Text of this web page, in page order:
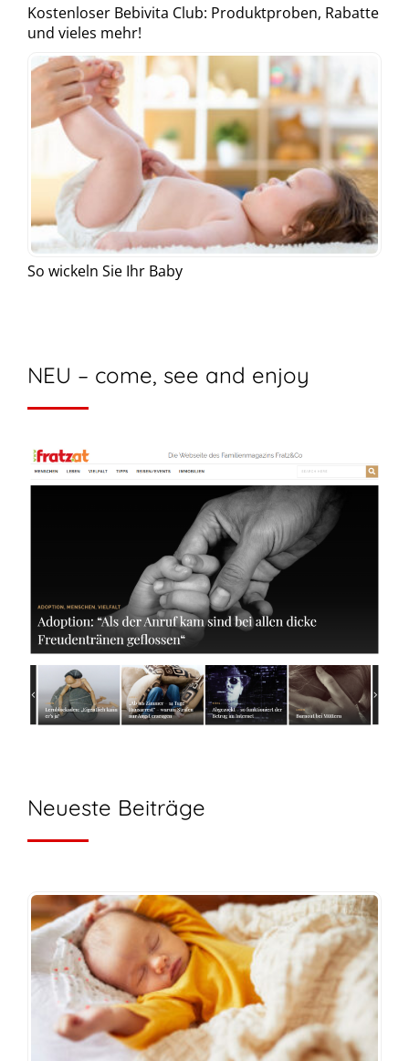
Kostenloser Bebivita Club: Produktproben, Rabatte
und vieles mehr!
So wickeln Sie Ihr Baby
NEU – come, see and enjoy
Neueste Beiträge